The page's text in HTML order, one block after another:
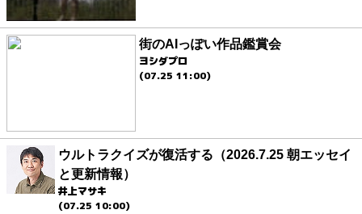
街のAIっぽい作品鑑賞会
ヨシダプロ
(07.25 11:00)
ウルトラクイズが復活する（2026.7.25 朝エッセイ
と更新情報）
井上マサキ
(07.25 10:00)